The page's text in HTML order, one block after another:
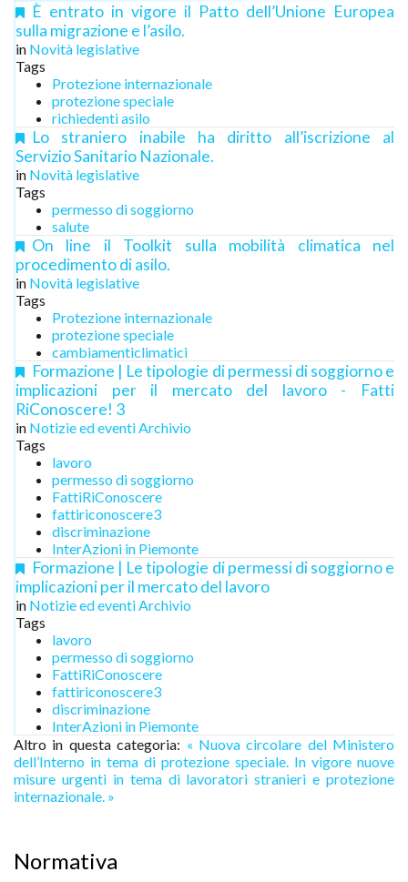
È entrato in vigore il Patto dell’Unione Europea
sulla migrazione e l’asilo.
in Novità legislative
Tags
Protezione internazionale
protezione speciale
richiedenti asilo
Lo straniero inabile ha diritto all’iscrizione al
Servizio Sanitario Nazionale.
in Novità legislative
Tags
permesso di soggiorno
salute
On line il Toolkit sulla mobilità climatica nel
procedimento di asilo.
in Novità legislative
Tags
Protezione internazionale
protezione speciale
cambiamenticlimatici
Formazione | Le tipologie di permessi di soggiorno e
implicazioni per il mercato del lavoro - Fatti
RiConoscere! 3
in Notizie ed eventi Archivio
Tags
lavoro
permesso di soggiorno
FattiRiConoscere
fattiriconoscere3
discriminazione
InterAzioni in Piemonte
Formazione | Le tipologie di permessi di soggiorno e
implicazioni per il mercato del lavoro
in Notizie ed eventi Archivio
Tags
lavoro
permesso di soggiorno
FattiRiConoscere
fattiriconoscere3
discriminazione
InterAzioni in Piemonte
Altro in questa categoria: « Nuova circolare del Ministero
dell’Interno in tema di protezione speciale. In vigore nuove
misure urgenti in tema di lavoratori stranieri e protezione
internazionale. »
Normativa